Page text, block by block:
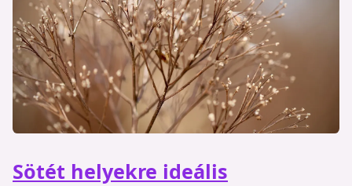
Sötét helyekre ideális